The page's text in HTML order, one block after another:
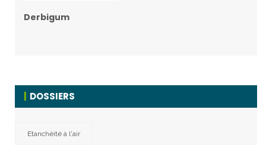
Derbigum
DOSSIERS
Etanchéité à l'air